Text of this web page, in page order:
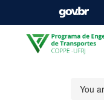
You